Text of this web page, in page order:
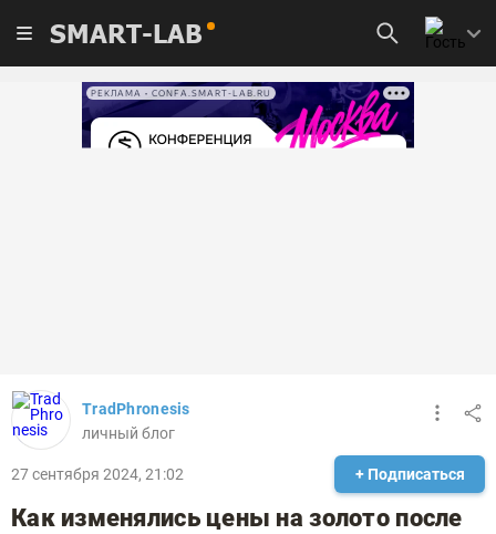
SMART-LAB
РЕКЛАМА • CONFA.SMART-LAB.RU
TradPhronesis
личный блог
27 сентября 2024, 21:02 + Подписаться
Как изменялись цены на золото после